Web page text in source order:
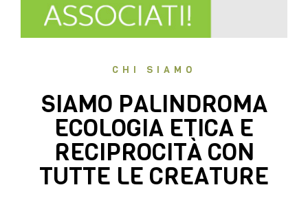
CHI SIAMO
SIAMO PALINDROMA
ECOLOGIA ETICA E
RECIPROCITÀ CON
TUTTE LE CREATURE